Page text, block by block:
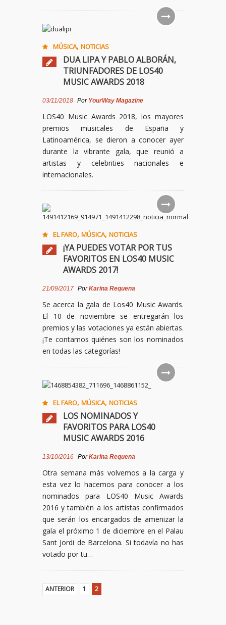
MÚSICA, NOTICIAS
DUA LIPA Y PABLO ALBORÁN,
TRIUNFADORES DE LOS40
MUSIC AWARDS 2018
03/11/2018 Por YourWay Magazine
LOS40 Music Awards 2018, los mayores
premios musicales de España y
Latinoamérica, se dieron a conocer ayer
durante la vibrante gala, que reunió a
artistas y celebrities nacionales e
internacionales.
EL FARO, MÚSICA, NOTICIAS
¡YA PUEDES VOTAR POR TUS
FAVORITOS EN LOS40 MUSIC
AWARDS 2017!
21/09/2017 PorKarina Requena
Se acerca la gala de Los40 Music Awards.
El 10 de noviembre se entregarán los
premios y las votaciones ya están abiertas.
¡Te contamos quiénes son los nominados
en todas las categorías!
EL FARO, MÚSICA, NOTICIAS
LOS NOMINADOS Y
FAVORITOS PARA LOS40
MUSIC AWARDS 2016
13/10/2016 PorKarina Requena
Otra semana más volvemos a la carga y
esta vez lo hacemos para conocer a los
nominados para LOS40 Music Awards
2016 y también a los artistas confirmados
que serán los encargados de amenizar la
gala el próximo 1 de diciembre en el Palau
Sant Jordi de Barcelona. Si todavía no has
votado por tu…
ANTERIOR 1 2